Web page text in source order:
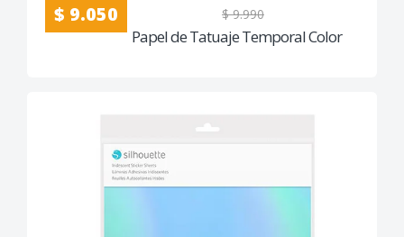
$ 9.050 $ 9.990
Papel de Tatuaje Temporal Color